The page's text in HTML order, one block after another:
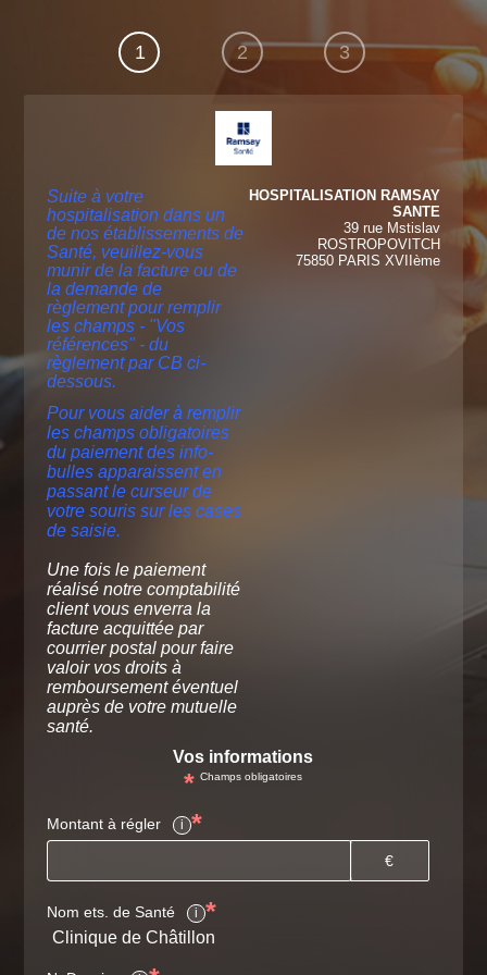
1 2 3
Suite à votre
hospitalisation dans un
de nos établissements de
Santé, veuillez-vous
munir de la facture ou de
la demande de
règlement pour remplir
les champs - "Vos
références" - du
règlement par CB ci-
dessous.
Pour vous aider à remplir
les champs obligatoires
du paiement des info-
bulles apparaissent en
passant le curseur de
votre souris sur les cases
de saisie.
Une fois le paiement
réalisé notre comptabilité
client vous enverra la
facture acquittée par
courrier postal pour faire
valoir vos droits à
remboursement éventuel
auprès de votre mutuelle
santé.
HOSPITALISATION RAMSAY
SANTE
39 rue Mstislav
ROSTROPOVITCH
75850 PARIS XVIIème
Vos informations
* Champs obligatoires
Montant à régler i *
€
Nom ets. de Santé i *
Clinique de Châtillon